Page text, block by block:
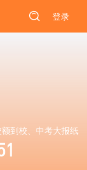
登录
到校、中考大报纸